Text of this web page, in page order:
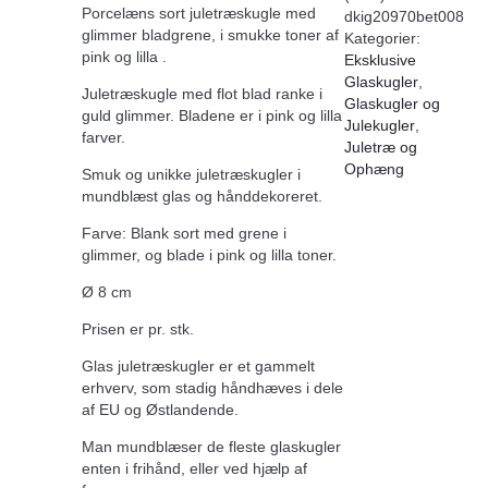
Porcelæns sort juletræskugle med
glimmer bladgrene, i smukke toner af
pink og lilla .
Juletræskugle med flot blad ranke i
guld glimmer. Bladene er i pink og lilla
farver.
Smuk og unikke juletræskugler i
mundblæst glas og hånddekoreret.
Farve: Blank sort med grene i
glimmer, og blade i pink og lilla toner.
Ø 8 cm
Prisen er pr. stk.
Glas juletræskugler er et gammelt
erhverv, som stadig håndhæves i dele
af EU og Østlandende.
Man mundblæser de fleste glaskugler
enten i frihånd, eller ved hjælp af
dkig20970bet008
Kategorier:
Eksklusive
Glaskugler,
Glaskugler og
Julekugler,
Juletræ og
Ophæng